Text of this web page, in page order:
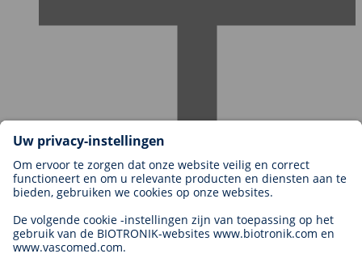
Carrières bij BIOTRONIK
Carrièreniveaus
Waarom met ons werken?
Sollicitatie
Carrièremogelijkheden